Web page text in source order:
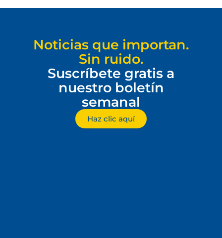
Noticias que importan.
Sin ruido.
Suscríbete gratis a
nuestro boletín
semanal
Haz clic aquí